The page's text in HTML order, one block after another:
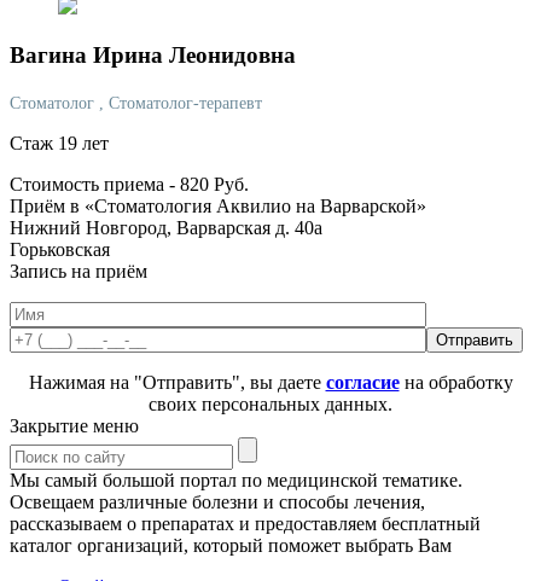
Вагина Ирина Леонидовна
Стоматолог , Стоматолог-терапевт
Стаж 19 лет
Стоимость приема - 820 Руб.
Приём в «Стоматология Аквилио на Варварской»
Нижний Новгород, Варварская д. 40а
Горьковская
Запись на приём
Нажимая на "Отправить", вы даете согласиена обработку
своих персональных данных.
Закрытие меню
Мы самый большой портал по медицинской тематике.
Освещаем различные болезни и способы лечения,
рассказываем о препаратах и предоставляем бесплатный
каталог организаций, который поможет выбрать Вам